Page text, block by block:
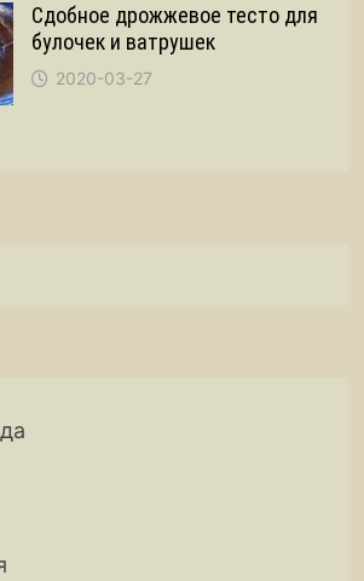
Сдобное дрожжевое тесто для
булочек и ватрушек
2020-03-27